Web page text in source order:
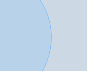
oplevering).